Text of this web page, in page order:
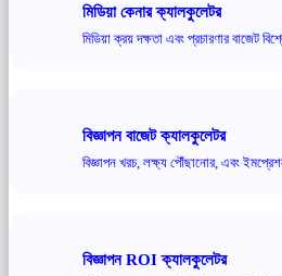
মিডিয়া কেনার ক্যালকুলেটর
মিডিয়া ক্রয় দক্ষতা এবং প্রচারণার বাজেট
বিজ্ঞাপন বাজেট ক্যালকুলেটর
বিজ্ঞাপন খরচ, লক্ষ্য পৌঁছানোর, এবং
বিজ্ঞাপন ROI ক্যালকুলেটর